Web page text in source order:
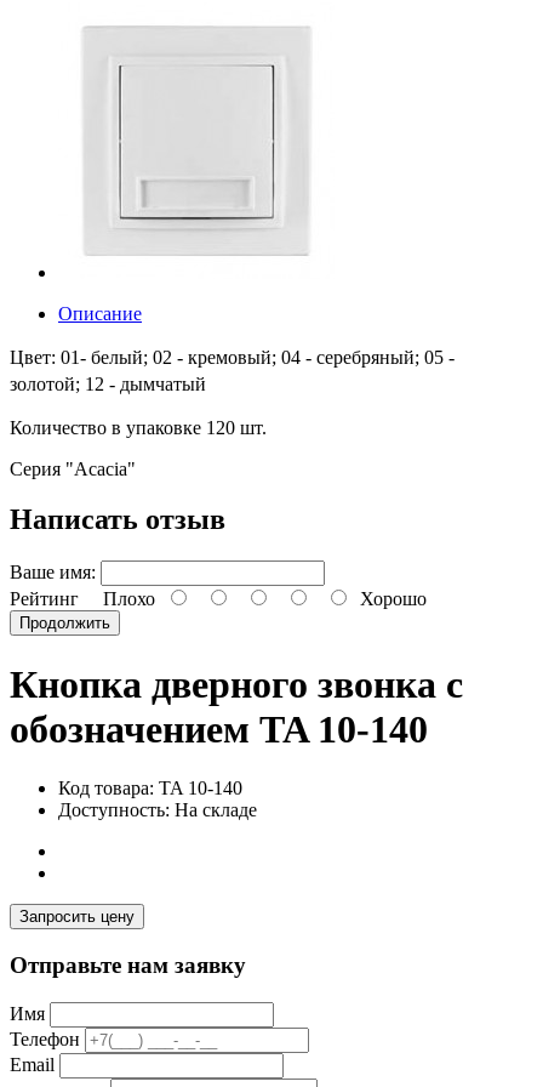
Описание
Цвет: 01- белый; 02 - кремовый; 04 - серебряный; 05 -
золотой; 12 - дымчатый
Количество в упаковке 120 шт.
Серия "Acacia"
Написать отзыв
Ваше имя:
Рейтинг Плохо Хорошо
Продолжить
Кнопка дверного звонка с
обозначением TA 10-140
Код товара: TA 10-140
Доступность: На складе
Запросить цену
Отправьте нам заявку
Имя
Телефон
Email